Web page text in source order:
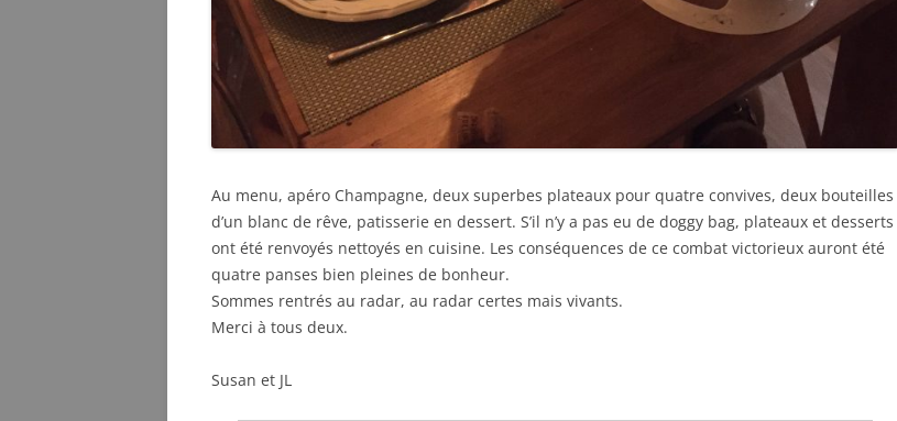
Au menu, apéro Champagne, deux superbes plateaux pour quatre convives, deux bouteilles
d’un blanc de rêve, patisserie en dessert. S’il n’y a pas eu de doggy bag, plateaux et desserts
ont été renvoyés nettoyés en cuisine. Les conséquences de ce combat victorieux auront été
quatre panses bien pleines de bonheur.
Sommes rentrés au radar, au radar certes mais vivants.
Merci à tous deux.
Susan et JL